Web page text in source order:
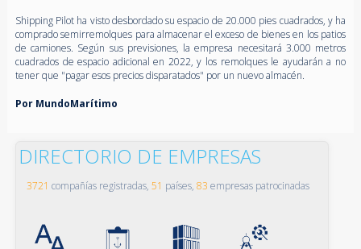
Shipping Pilot ha visto desbordado su espacio de 20.000 pies cuadrados, y ha
comprado semirremolques para almacenar el exceso de bienes en los patios
de camiones. Según sus previsiones, la empresa necesitará 3.000 metros
cuadrados de espacio adicional en 2022, y los remolques le ayudarán a no
tener que "pagar esos precios disparatados" por un nuevo almacén.
Por MundoMarítimo
DIRECTORIO DE EMPRESAS
3721 compañías registradas, 51 países, 83 empresas patrocinadas